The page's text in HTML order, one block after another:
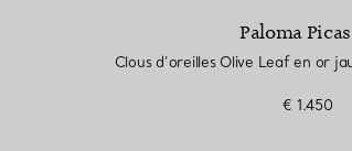
Paloma
Clous d’oreilles Olive Leaf en or
€ 1.450